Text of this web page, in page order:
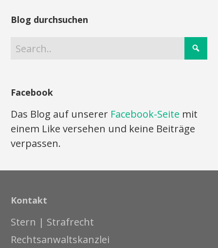
Blog durchsuchen
Facebook
Das Blog auf unserer Facebook-Seite mit
einem Like versehen und keine Beiträge
verpassen.
Kontakt
Stern | Strafrecht
Rechtsanwaltskanzlei